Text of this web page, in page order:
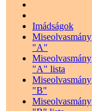
Imádságok
Miseolvasmány
"A"
Miseolvasmány
"A" lista
Miseolvasmány
"B"
Miseolvasmány